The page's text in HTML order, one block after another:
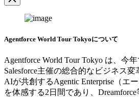
ジ
モ
ル
開
く
Modal
Agentforce World Tour Tokyoについて
Agentforce World Tour Tokyo は、今
Salesforce主催の総合的なビジネス
AIが共創するAgentic Enterprise（エ
を体感する2日間であり、